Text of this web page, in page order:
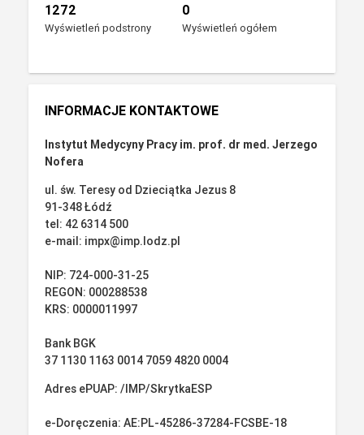
1272
Wyświetleń podstrony
0
Wyświetleń ogółem
INFORMACJE KONTAKTOWE
Instytut Medycyny Pracy im. prof. dr med. Jerzego
Nofera
ul. św. Teresy od Dzieciątka Jezus 8
91-348 Łódź
tel: 42 6314 500
e-mail: impx@imp.lodz.pl
NIP: 724-000-31-25
REGON: 000288538
KRS: 0000011997
Bank BGK
37 1130 1163 0014 7059 4820 0004
Adres ePUAP: /IMP/SkrytkaESP
e-Doręczenia: AE:PL-45286-37284-FCSBE-18